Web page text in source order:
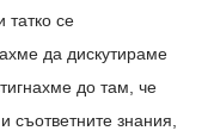
татко се
да дискутираме
до там, че
знания,